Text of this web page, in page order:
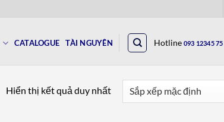
CATALOGUE TÀI NGUYÊN Hotline 093 12345 75
Hiển thị kết quả duy nhất